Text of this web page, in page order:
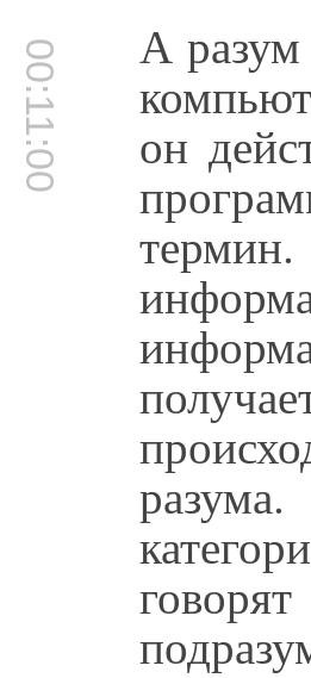
00:11:00 А разум
он